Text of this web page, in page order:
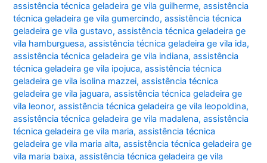
assistência técnica geladeira ge vila guilherme,assistência
técnica geladeira ge vila gumercindo,assistência técnica
geladeira ge vila gustavo,assistência técnica geladeira ge
vila hamburguesa,assistência técnica geladeira ge vila ida,
assistência técnica geladeira ge vila indiana,assistência
técnica geladeira ge vila ipojuca,assistência técnica
geladeira ge vila isolina mazzei,assistência técnica
geladeira ge vila jaguara,assistência técnica geladeira ge
vila leonor,assistência técnica geladeira ge vila leopoldina,
assistência técnica geladeira ge vila madalena,assistência
técnica geladeira ge vila maria,assistência técnica
geladeira ge vila maria alta,assistência técnica geladeira ge
vila maria baixa,assistência técnica geladeira ge vila